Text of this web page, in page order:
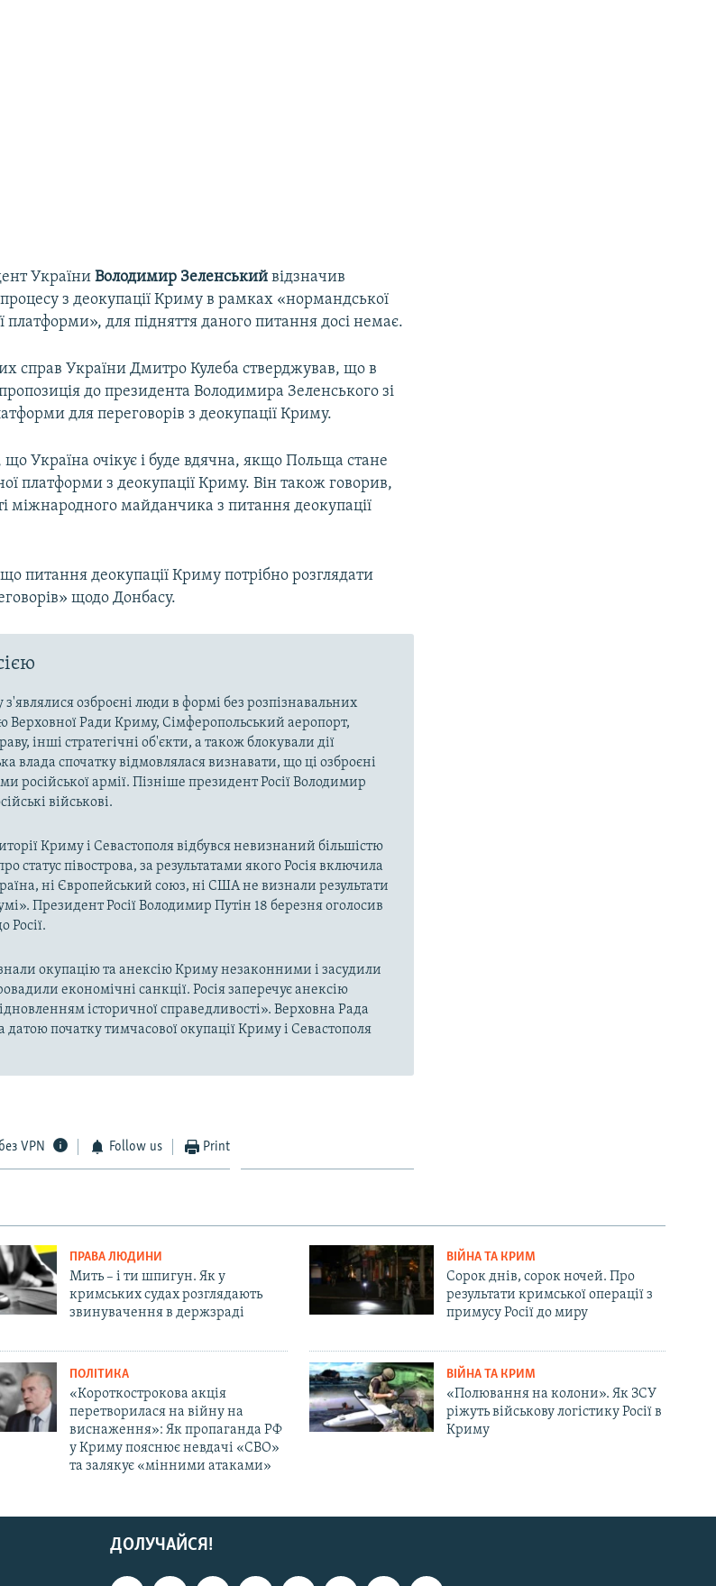
УкраїниВолодимир Зеленський відзначив
з деокупації Криму в рамках «нормандської
платформи», для підняття даного питання досі немає.
справ України Дмитро Кулеба стверджував, що в
до президента Володимира Зеленського зі
для переговорів з деокупації Криму.
що Україна очікує і буде вдячна, якщо Польща стане
платформи з деокупації Криму. Він також говорив,
міжнародного майданчика з питання деокупації
питання деокупації Криму потрібно розглядати
щодо Донбасу.
озброєні люди в формі без розпізнавальних
Верховної Ради Криму, Сімферопольський аеропорт,
інші стратегічні об'єкти, а також блокували дії
влада спочатку відмовлялася визнавати, що ці озброєні
російської армії. Пізніше президент Росії Володимир
військові.
Криму і Севастополя відбувся невизнаний більшістю
статус півострова, за результатами якого Росія включила
ні Європейський союз, ні США не визнали результати
Президент Росії Володимир Путін 18 березня оголосив
Росії.
окупацію та анексію Криму незаконними і засудили
економічні санкції. Росія заперечує анексію
історичної справедливості». Верховна Рада
датою початку тимчасової окупації Криму і Севастополя
VPN Follow us Print
ПРАВА ЛЮДИНИ
Мить – і ти шпигун. Як у
кримських судах розглядають
звинувачення в держзраді
ВІЙНА ТА КРИМ
Сорок днів, сорок ночей. Про
результати кримської операції з
примусу Росії до миру
ПОЛІТИКА
«Короткострокова акція
перетворилася на війну на
виснаження»: Як пропаганда РФ
у Криму пояснює невдачі «СВО»
та залякує «мінними атаками»
ВІЙНА ТА КРИМ
«Полювання на колони». Як ЗСУ
ріжуть військову логістику Росії в
Криму
ДОЛУЧАЙСЯ!